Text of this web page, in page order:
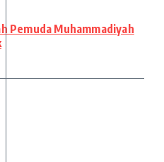
Pemuda Muhammadiyah